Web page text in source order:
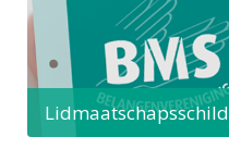
Lidmaatschapsschild